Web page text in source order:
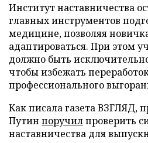
Институт наставничества
главных инструментов
медицине, позволяя
адаптироваться. При этом
должно быть
чтобы избежать
профессионального
Как писала газета ВЗГЛЯД,
Путин поручилпроверить
наставничества для